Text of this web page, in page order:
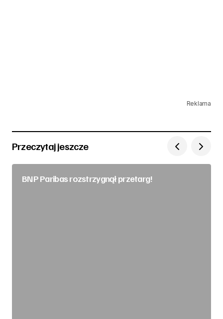
Reklama
Przeczytaj jeszcze
BNP Paribas rozstrzygnął przetarg!